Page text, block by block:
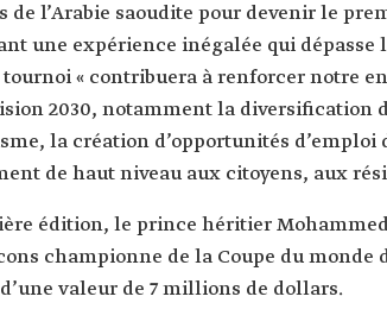
de l’Arabie saoudite pour devenir le
une expérience inégalée qui
« contribuera à renforcer notre
2030, notamment la diversification
la création d’opportunités
de haut niveau aux citoyens, aux
édition, le prince héritier
championne de la Coupe du
valeur de 7 millions de dollars.